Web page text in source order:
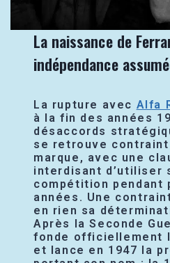
La naissance de
indépendance
La rupture avec Alfa
à la fin des années
désaccords
se retrouve
marque, avec une
interdisant d’utiliser
compétition pendant
années. Une
en rien sa
Après la Seconde
fonde officiellement
et lance en 1947 la